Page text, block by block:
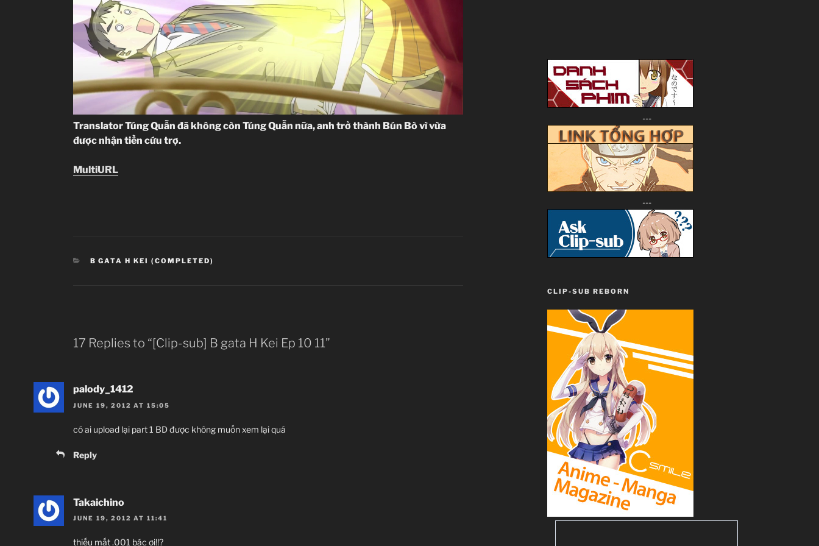
Translator Túng Quẫn đã không còn Túng Quẫn nữa, anh trở thành Bún Bò vì vừa
được nhận tiền cứu trợ.
MultiURL
CATEGORIES
B GATA H KEI (COMPLETED)
17 Replies to “[Clip-sub] B gata H Kei Ep 10 11”
palody_1412
JUNE 19, 2012 AT 15:05
có ai upload lại part 1 BD được không muốn xem lại quá
Reply
Takaichino
JUNE 19, 2012 AT 11:41
thiếu mất .001 bác ơi!!?
---
---
CLIP-SUB REBORN